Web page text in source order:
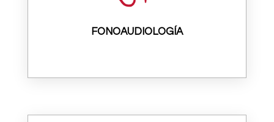
FONOAUDIOLOGÍA